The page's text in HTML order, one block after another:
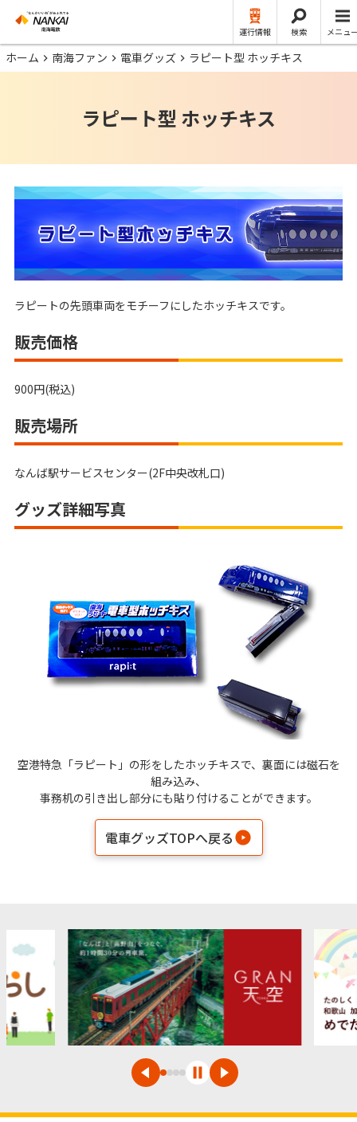
運行情報 検索 メニュ
ホーム 南海ファン 電車グッズ ラピート型 ホッチキス
ラピート型 ホッチキス
ラピートの先頭車両をモチーフにしたホッチキスです。
販売価格
900円(税込)
販売場所
なんば駅サービスセンター(2F中央改札口)
グッズ詳細写真
空港特急「ラピート」の形をしたホッチキスで、裏面には磁石を
組み込み、
事務机の引き出し部分にも貼り付けることができます。
電車グッズTOPへ戻る